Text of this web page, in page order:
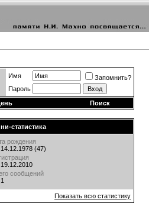
Имя
Запомнить?
Пароль
Поиск
статистика
рождения
14.12.1978 (47)
19.12.2010
сообщений
1
Показать всю статистику